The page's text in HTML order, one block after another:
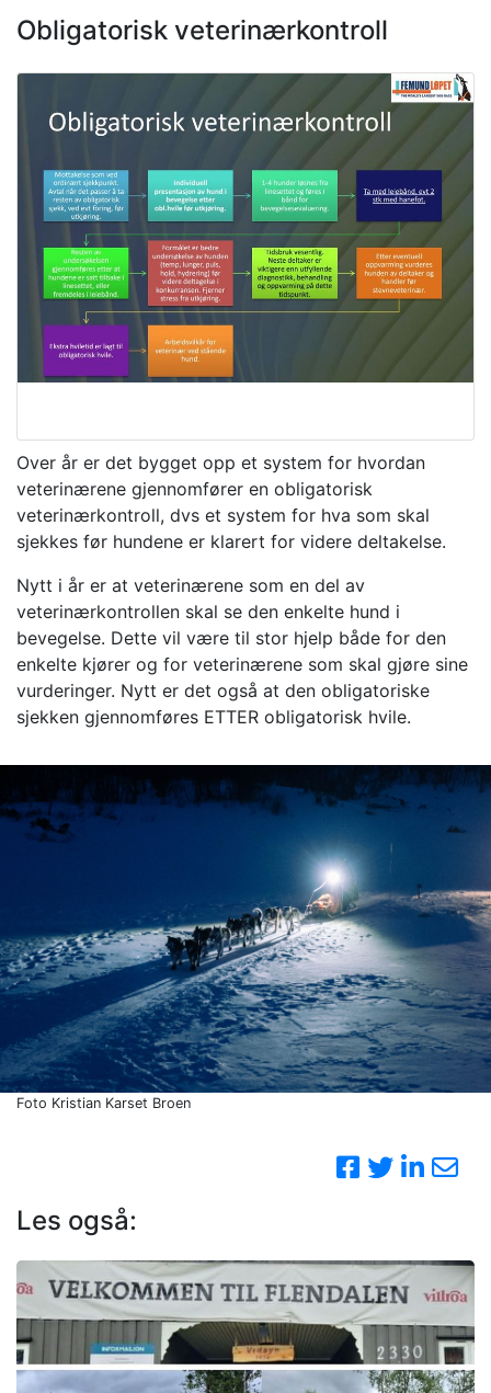
Obligatorisk veterinærkontroll
Over år er det bygget opp et system for hvordan
veterinærene gjennomfører en obligatorisk
veterinærkontroll, dvs et system for hva som skal
sjekkes før hundene er klarert for videre deltakelse.
Nytt i år er at veterinærene som en del av
veterinærkontrollen skal se den enkelte hund i
bevegelse. Dette vil være til stor hjelp både for den
enkelte kjører og for veterinærene som skal gjøre sine
vurderinger. Nytt er det også at den obligatoriske
sjekken gjennomføres ETTER obligatorisk hvile.
Foto Kristian Karset Broen
Les også: